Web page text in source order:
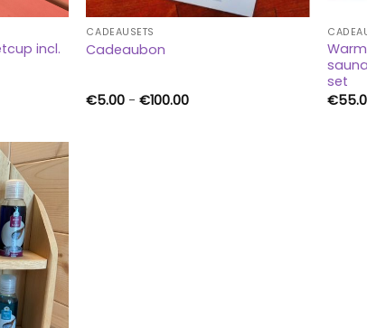
incl.
CADEAUSETS
Cadeaubon
€5.00 - €100.00Prijsklasse:
set
€